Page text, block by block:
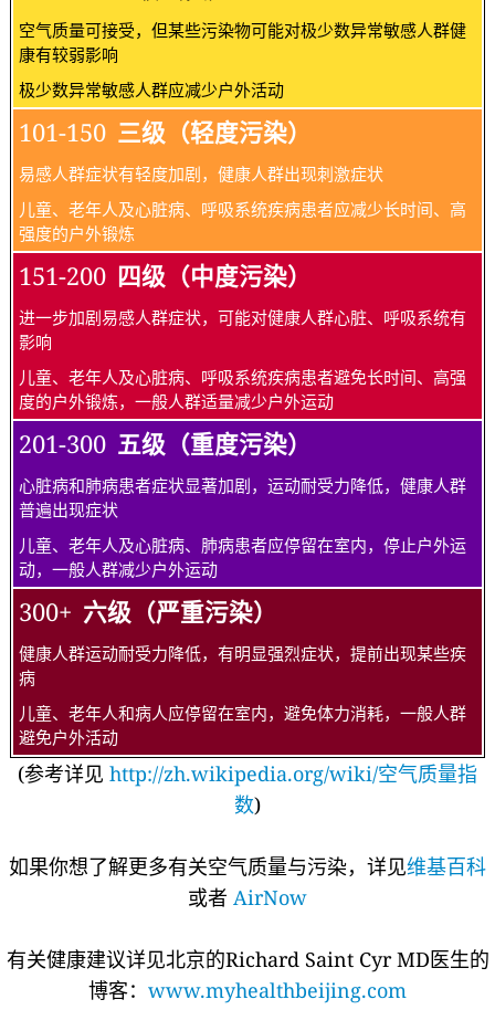
空气质量可接受，但某些污染物可能对极少数异常敏感人群健
康有较弱影响
极少数异常敏感人群应减少户外活动
101-150 三级（轻度污染）
易感人群症状有轻度加剧，健康人群出现刺激症状
儿童、老年人及心脏病、呼吸系统疾病患者应减少长时间、高
强度的户外锻炼
151-200 四级（中度污染）
进一步加剧易感人群症状，可能对健康人群心脏、呼吸系统有
影响
儿童、老年人及心脏病、呼吸系统疾病患者避免长时间、高强
度的户外锻炼，一般人群适量减少户外运动
201-300 五级（重度污染）
心脏病和肺病患者症状显著加剧，运动耐受力降低，健康人群
普遍出现症状
儿童、老年人及心脏病、肺病患者应停留在室内，停止户外运
动，一般人群减少户外运动
300+ 六级（严重污染）
健康人群运动耐受力降低，有明显强烈症状，提前出现某些疾
病
儿童、老年人和病人应停留在室内，避免体力消耗，一般人群
避免户外活动
(参考详见 http://zh.wikipedia.org/wiki/空气质量指
数)
如果你想了解更多有关空气质量与污染，详见维基百科
或者 AirNow
有关健康建议详见北京的Richard Saint Cyr MD医生的
博客： www.myhealthbeijing.com